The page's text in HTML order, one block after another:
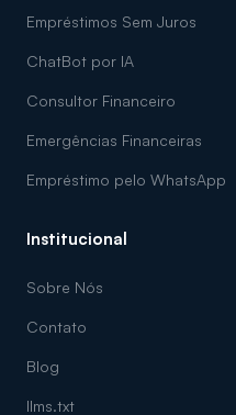
Empréstimos Sem Juros
ChatBot por IA
Consultor Financeiro
Emergências Financeiras
Empréstimo pelo WhatsApp
Institucional
Sobre Nós
Contato
Blog
llms.txt